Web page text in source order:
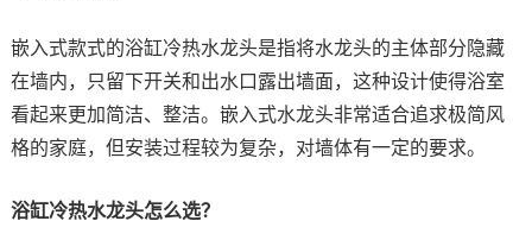
嵌入式款式的浴缸冷热水龙头是指将水龙头的主体部分隐藏
在墙内，只留下开关和出水口露出墙面，这种设计使得浴室
看起来更加简洁、整洁。嵌入式水龙头非常适合追求极简风
格的家庭，但安装过程较为复杂，对墙体有一定的要求。
浴缸冷热水龙头怎么选？